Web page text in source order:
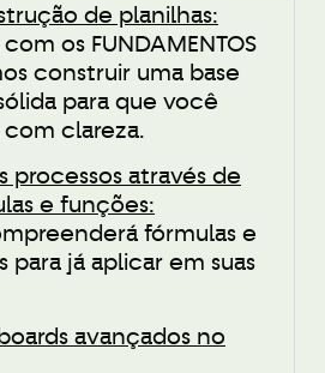
de planilhas:
os FUNDAMENTOS
construir uma base
para que você
clareza.
processos através de
e funções:
fórmulas e
para já aplicar em suas
avançados no